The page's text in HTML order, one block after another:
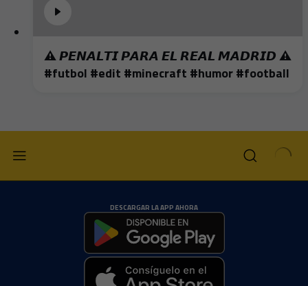
⚠️ 𝙋𝙀𝙉𝘼𝙇𝙏𝙄 𝙋𝘼𝙍𝘼 𝙀𝙇 𝙍𝙀𝘼𝙇 𝙈𝘼𝘿𝙍𝙄𝘿 ⚠️
#futbol #edit #minecraft #humor #football
DESCARGAR LA APP AHORA